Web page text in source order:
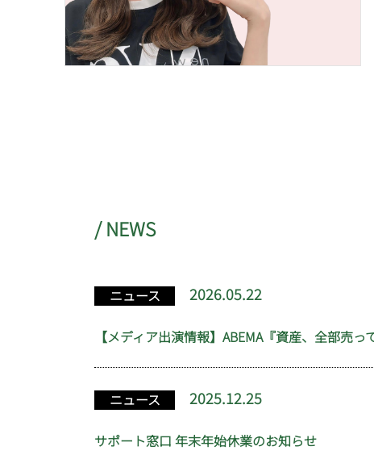
/ NEWS
ニュース 2026.05.22
【メディア出演情報】ABEMA『資産、全部売
ニュース 2025.12.25
サポート窓口 年末年始休業のお知らせ